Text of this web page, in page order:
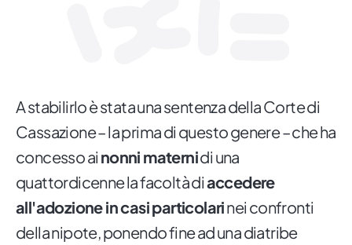
A stabilirlo è stata una sentenza della Corte di
Cassazione – la prima di questo genere – che ha
concesso ai nonni maternidi una
quattordicenne la facoltà diaccedere
all'adozione in casi particolarinei confronti
della nipote, ponendo fine ad una diatribe